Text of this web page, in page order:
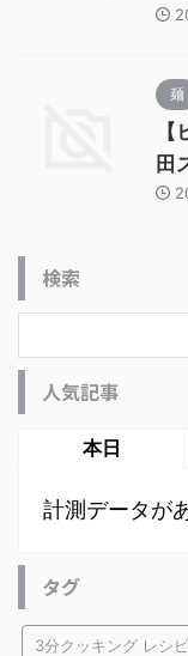
麺
田
検索
人気記事
本日
計測データが
タグ
3分クッキング レシピ